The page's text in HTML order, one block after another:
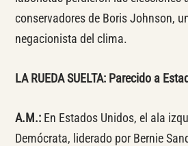
conservadores de Boris Johnson,
negacionista del clima.
LA RUEDA SUELTA: Parecido a
A.M.: En Estados Unidos, el ala
Demócrata, liderado por Bernie